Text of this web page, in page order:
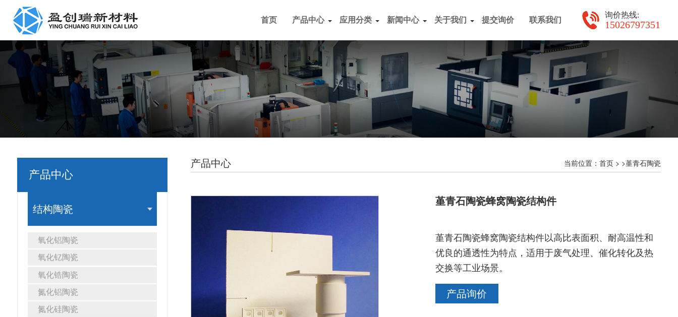
首页 产品中心 应用分类 新闻中心 关于我们 提交询价 联系我们
询价热线:
15026797351
产品中心
结构陶瓷
氧化铝陶瓷
氧化钇陶瓷
氧化锆陶瓷
氮化铝陶瓷
氮化硅陶瓷
产品中心 当前位置：首页 > >堇青石陶瓷
堇青石陶瓷蜂窝陶瓷结构件
堇青石陶瓷蜂窝陶瓷结构件以高比表面积、耐高温性和
优良的通透性为特点，适用于废气处理、催化转化及热
交换等工业场景。
产品询价